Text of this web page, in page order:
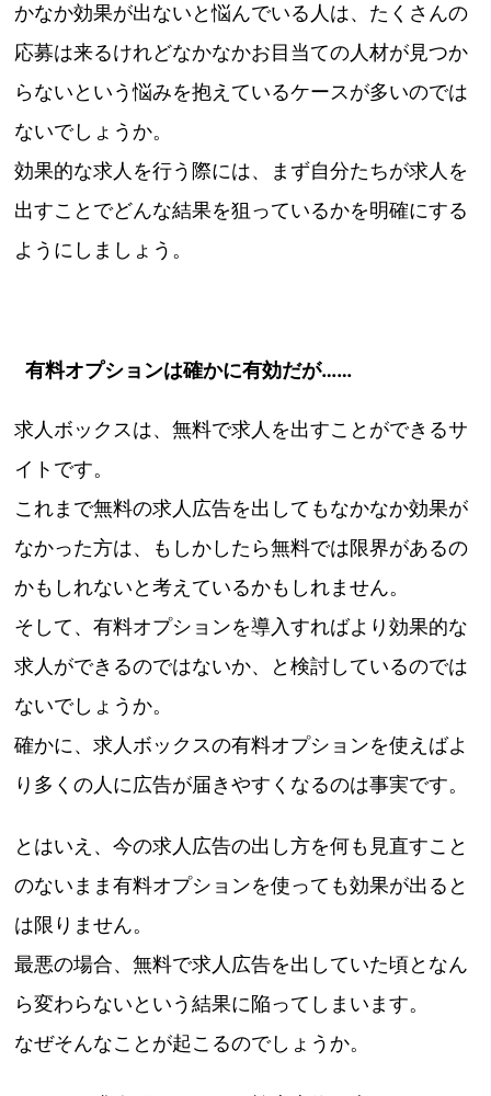
かなか効果が出ないと悩んでいる人は、たくさんの
応募は来るけれどなかなかお目当ての人材が見つか
らないという悩みを抱えているケースが多いのでは
ないでしょうか。
効果的な求人を行う際には、まず自分たちが求人を
出すことでどんな結果を狙っているかを明確にする
ようにしましょう。
有料オプションは確かに有効だが……
求人ボックスは、無料で求人を出すことができるサ
イトです。
これまで無料の求人広告を出してもなかなか効果が
なかった方は、もしかしたら無料では限界があるの
かもしれないと考えているかもしれません。
そして、有料オプションを導入すればより効果的な
求人ができるのではないか、と検討しているのでは
ないでしょうか。
確かに、求人ボックスの有料オプションを使えばよ
り多くの人に広告が届きやすくなるのは事実です。
とはいえ、今の求人広告の出し方を何も見直すこと
のないまま有料オプションを使っても効果が出ると
は限りません。
最悪の場合、無料で求人広告を出していた頃となん
ら変わらないという結果に陥ってしまいます。
なぜそんなことが起こるのでしょうか。